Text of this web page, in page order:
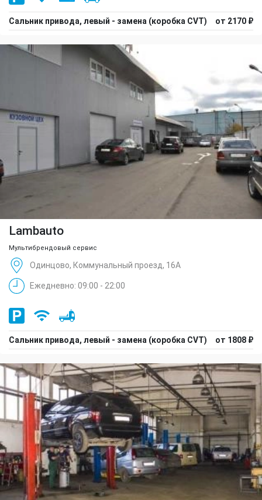
Сальник привода, левый - замена (коробка CVT) от 2170 ₽
Lambauto
Мультибрендовый сервис
Одинцово, Коммунальный проезд, 16А
Ежедневно: 09:00 - 22:00
Сальник привода, левый - замена (коробка CVT) от 1808 ₽